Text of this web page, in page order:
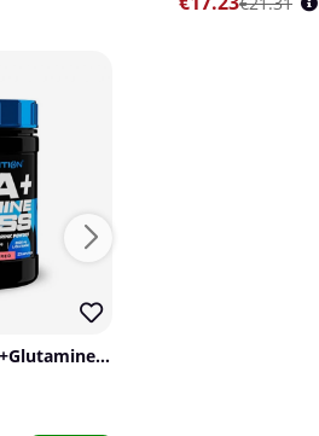
Scitec Nutrition EAA+Glutamine, 300 g